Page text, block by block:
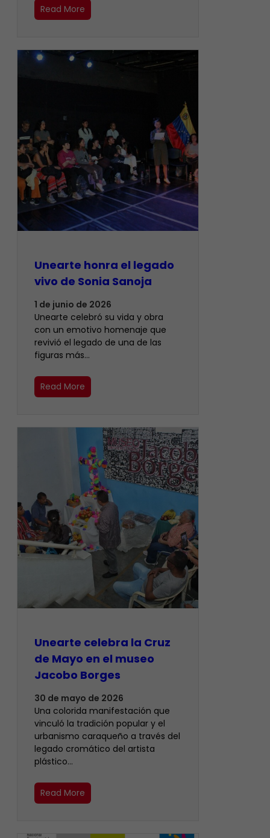
Read More
Unearte honra el legado
vivo de Sonia Sanoja
1 de junio de 2026
Unearte celebró su vida y obra
con un emotivo homenaje que
revivió el legado de una de las
figuras más…
Read More
Unearte celebra la Cruz
de Mayo en el museo
Jacobo Borges
30 de mayo de 2026
Una colorida manifestación que
vinculó la tradición popular y el
urbanismo caraqueño a través del
legado cromático del artista
plástico…
Read More